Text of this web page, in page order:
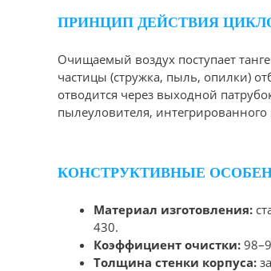
ПРИНЦИП ДЕЙСТВИЯ
Очищаемый воздух поступает
частицы (стружка, пыль, опилки)
отводится через выходной
пылеуловителя,
КОНСТРУКТИВНЫЕ
Материал изготовления:
430.
Коэффициент очистки:
Толщина стенки корпуса: